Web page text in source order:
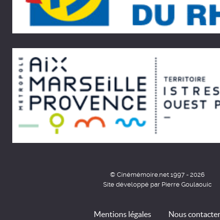
© Cinémémoire.net 1997 - 2026
Site développé par Pierre Goulaouic
Mentions légales Nous contacter